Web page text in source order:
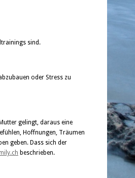
sind.
oder Stress zu
gelingt, daraus eine
Hoffnungen, Träumen
geben. Dass sich der
beschrieben.